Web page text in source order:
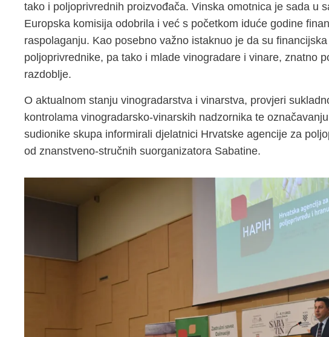
tako i poljoprivrednih proizvođača. Vinska omotnica je sada u
Europska komisija odobrila i već s početkom iduće godine
raspolaganju. Kao posebno važno istaknuo je da su
poljoprivrednike, pa tako i mlade vinogradare i vinare, znatno
razdoblje.
O aktualnom stanju vinogradarstva i vinarstva, provjeri
kontrolama vinogradarsko-vinarskih nadzornika te
sudionike skupa informirali djelatnici Hrvatske agencije za
od znanstveno-stručnih suorganizatora Sabatine.